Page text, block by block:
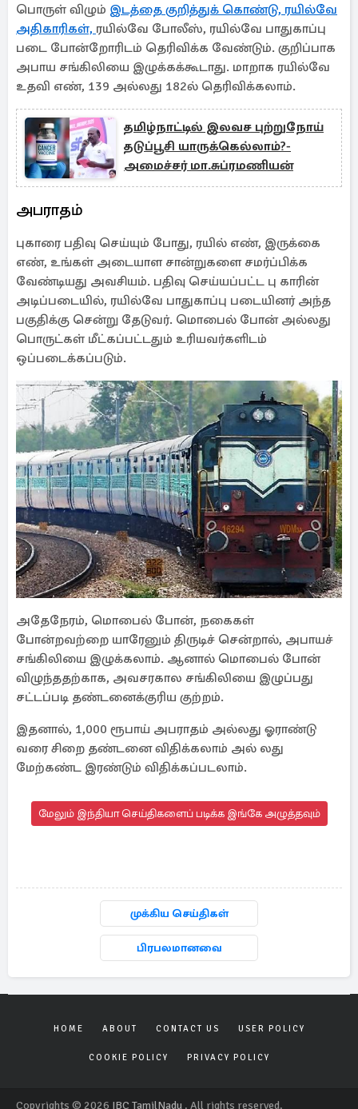
பொருள் விழும் இடத்தை குறித்துக் கொண்டு, ரயில்வே
அதிகாரிகள், ரயில்வே போலீஸ், ரயில்வே பாதுகாப்பு
படை போன்றோரிடம் தெரிவிக்க வேண்டும். குறிப்பாக
அபாய சங்கிலியை இழுக்கக்கூடாது. மாறாக ரயில்வே
உதவி எண், 139 அல்லது 182ல் தெரிவிக்கலாம்.
தமிழ்நாட்டில் இலவச புற்றுநோய்
தடுப்பூசி யாருக்கெல்லாம்?-
அமைச்சர் மா.சுப்ரமணியன்
அபராதம்
புகாரை பதிவு செய்யும் போது, ரயில் எண், இருக்கை
எண், உங்கள் அடையாள சான்றுகளை சமர்ப்பிக்க
வேண்டியது அவசியம். பதிவு செய்யப்பட்ட பு காரின்
அடிப்படையில், ரயில்வே பாதுகாப்பு படையினர் அந்த
பகுதிக்கு சென்று தேடுவர். மொபைல் போன் அல்லது
பொருட்கள் மீட்கப்பட்டதும் உரியவர்களிடம்
ஒப்படைக்கப்படும்.
அதேநேரம், மொபைல் போன், நகைகள்
போன்றவற்றை யாரேனும் திருடிச் சென்றால், அபாயச்
சங்கிலியை இழுக்கலாம். ஆனால் மொபைல் போன்
விழுந்ததற்காக, அவசரகால சங்கிலியை இழுப்பது
சட்டப்படி தண்டனைக்குரிய குற்றம்.
இதனால், 1,000 ரூபாய் அபராதம் அல்லது ஓராண்டு
வரை சிறை தண்டனை விதிக்கலாம் அல் லது
மேற்கண்ட இரண்டும் விதிக்கப்படலாம்.
மேலும் இந்தியா செய்திகளைப் படிக்க இங்கே அழுத்தவும்
முக்கிய செய்திகள்
பிரபலமானவை
HOME ABOUT CONTACT US USER POLICY
COOKIE POLICY PRIVACY POLICY
Copyrights © 2026 IBC TamilNadu . All rights reserved.